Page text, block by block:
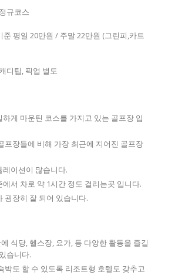
규코스
준 평일 20만원 / 주말 22만원 (그린피,카트
디팁, 픽업 별도
하게 마운틴 코스를 가지고 있는 골프장 입
프장들에 비해 가장 최근에 지어진 골프장
이션이 많습니다.
에서 차로 약 1시간 정도 걸리는곳 입니다.
굉장히 잘 되어 있습니다.
식당, 헬스장, 요가, 등 다양한 활동을 즐길
습니다.
박도 할 수 있도록 리조트형 호텔도 갖추고